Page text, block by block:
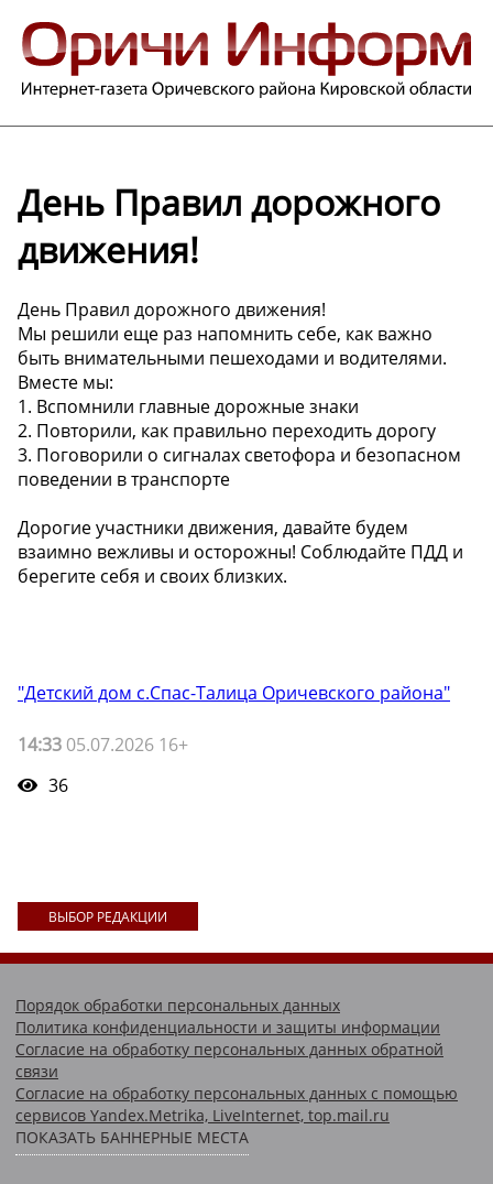
День Правил дорожного
движения!
День Правил дорожного движения!
Мы решили еще раз напомнить себе, как важно
быть внимательными пешеходами и водителями.
Вместе мы:
1. Вспомнили главные дорожные знаки
2. Повторили, как правильно переходить дорогу
3. Поговорили о сигналах светофора и безопасном
поведении в транспорте
Дорогие участники движения, давайте будем
взаимно вежливы и осторожны! Соблюдайте ПДД и
берегите себя и своих близких. ️
"Детский дом с.Спас-Талица Оричевского района"
14:33 05.07.2026 16+
36
ВЫБОР РЕДАКЦИИ
Порядок обработки персональных данных
Политика конфиденциальности и защиты информации
Согласие на обработку персональных данных обратной
связи
Согласие на обработку персональных данных с помощью
сервисов Yandex.Metrika, LiveInternet, top.mail.ru
ПОКАЗАТЬ БАННЕРНЫЕ МЕСТА